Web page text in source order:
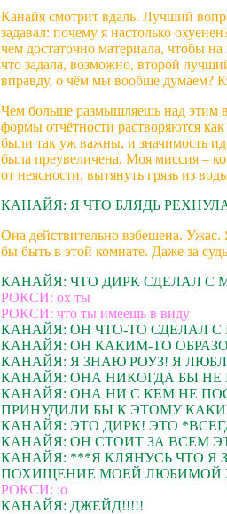
Канайя смотрит вдаль. Лучший
задавал: почему я настолько
чем достаточно материала, чтобы
что задала, возможно, второй
вправду, о чём мы вообще думаем?
Чем больше размышляешь над этим
формы отчётности растворяются
были так уж важны, и значимость
была преувеличена. Моя миссия –
от неясности, вытянуть грязь из
КАНАЙЯ: Я ЧТО БЛЯДЬ
Она действительно взбешена. Ужас.
бы быть в этой комнате. Даже за
КАНАЙЯ: ЧТО ДИРК СДЕЛАЛ С
РОКСИ: ох ты
РОКСИ: что ты имеешь в виду
КАНАЙЯ: ОН ЧТО-ТО СДЕЛАЛ С
КАНАЙЯ: ОН КАКИМ-ТО
КАНАЙЯ: Я ЗНАЮ РОУЗ! Я
КАНАЙЯ: ОНА НИКОГДА БЫ
КАНАЙЯ: ОНА НИ С КЕМ НЕ
ПРИНУДИЛИ БЫ К ЭТОМУ
КАНАЙЯ: ЭТО ДИРК! ЭТО
КАНАЙЯ: ОН СТОИТ ЗА ВСЕМ
КАНАЙЯ: ***Я КЛЯНУСЬ ЧТО Я
ПОХИЩЕНИЕ МОЕЙ ЛЮБИМОЙ
РОКСИ: :o
КАНАЙЯ: ДЖЕЙД!!!!!